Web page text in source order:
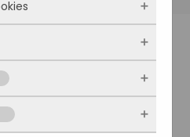
Virtex
dat de website
dus altijd actief en
Meestal worden
jij iets doet, zoals
invullen of je
we hoe vaak onze site
vandaan
populair zijn. Zo
jouw voorkeuren.